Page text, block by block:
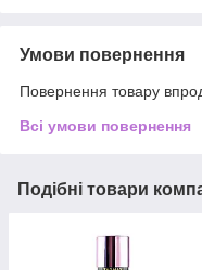
Умови повернення
Повернення товару
Всі умови повернення
Подібні товари